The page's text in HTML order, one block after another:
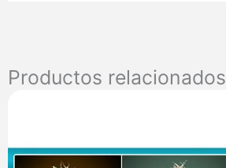
Productos relacionados